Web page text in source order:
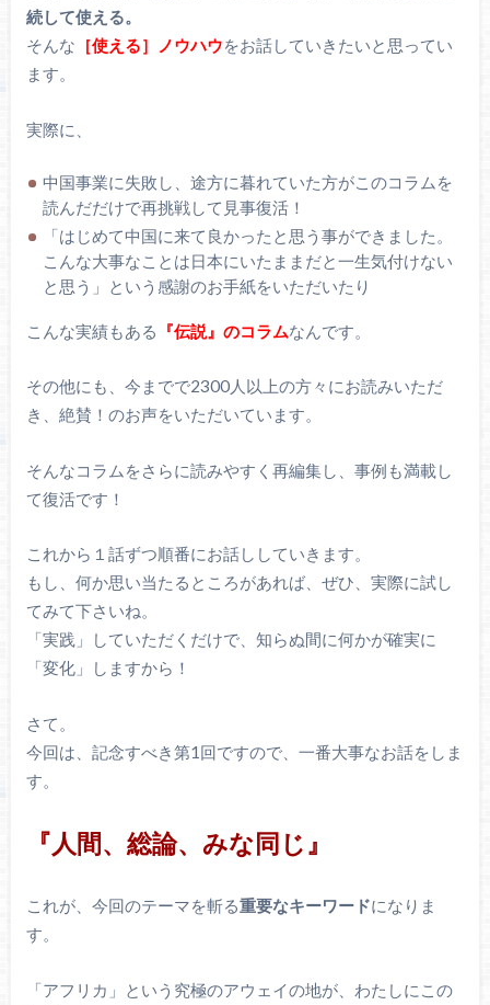
続して使える。
そんな ［使える］ノウハウをお話していきたいと思ってい
ます。
実際に、
中国事業に失敗し、途方に暮れていた方がこのコラムを
読んだだけで再挑戦して見事復活！
「はじめて中国に来て良かったと思う事ができました。
こんな大事なことは日本にいたままだと一生気付けない
と思う」という感謝のお手紙をいただいたり
こんな実績もある 『伝説』のコラムなんです。
その他にも、今までで2300人以上の方々にお読みいただ
き、絶賛！のお声をいただいています。
そんなコラムをさらに読みやすく再編集し、事例も満載し
て復活です！
これから１話ずつ順番にお話ししていきます。
もし、何か思い当たるところがあれば、ぜひ、実際に試し
てみて下さいね。
「実践」していただくだけで、知らぬ間に何かが確実に
「変化」しますから！
さて。
今回は、記念すべき第1回ですので、一番大事なお話をしま
す。
『人間、総論、みな同じ』
これが、今回のテーマを斬る重要なキーワードになりま
す。
「アフリカ」という究極のアウェイの地が、わたしにこの